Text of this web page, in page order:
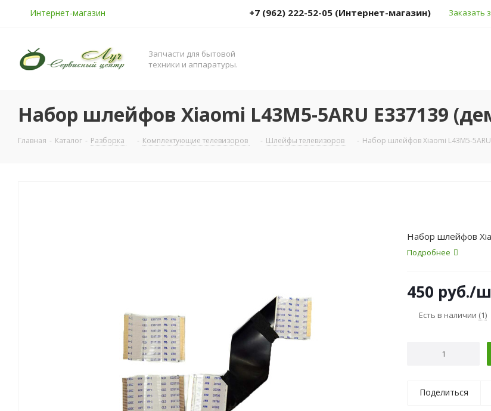
Интернет-магазин +7 (962) 222-52-05 (Интернет-магазин) Заказать
Запчасти для бытовой
техники и аппаратуры.
Набор шлейфов Xiaomi L43M5-5ARU E337139
Главная - Каталог - Разборка - Комплектующие телевизоров - Шлейфы телевизоров - Набор шлейфов Xiaomi L43M5-
Набор шлейфов
Подробнее
450 руб./
Есть в наличии (1)
Поделиться